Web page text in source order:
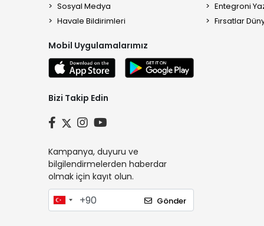
Sosyal Medya
Havale Bildirimleri
Mobil Uygulamalarımız
Bizi Takip Edin
Kampanya, duyuru ve
bilgilendirmelerden haberdar
olmak için kayıt olun.
Gönder
Entegroni
Fırsatlar